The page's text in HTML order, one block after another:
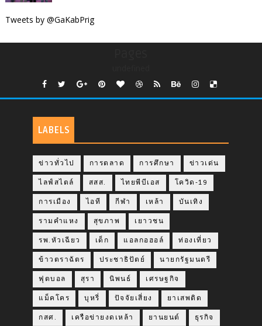
Tweets by @GaKabPrig
LABELS
ข่าวทั่วไป การตลาด การศึกษา ข่าวเด่น
ไลฟ์สไตล์ สสส. ไทยพีบีเอส โควิด-19
การเมือง ไอที กีฬา เหล้า บันเทิง
รามคำแหง สุขภาพ เยาวชน
รพ.หัวเฉียว เด็ก แอลกอฮอล์ ท่องเที่ยว
ข้าวตราฉัตร ประชาธิปัตย์ นายกรัฐมนตรี
ฟุตบอล สุรา นิพนธ์ เศรษฐกิจ
แม็คโคร บุหรี่ ปัจจัยเสี่ยง ยาเสพติด
กสศ. เครือข่ายงดเหล้า ยานยนต์ ธุรกิจ